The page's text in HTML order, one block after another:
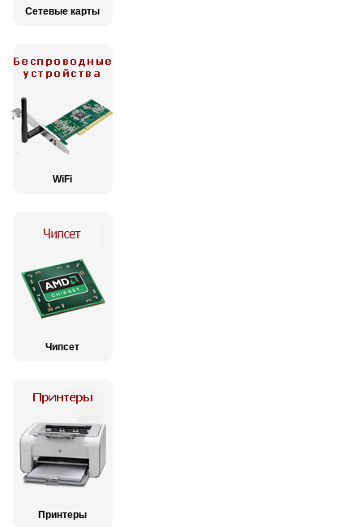
Сетевые карты
WiFi
Чипсет
Принтеры